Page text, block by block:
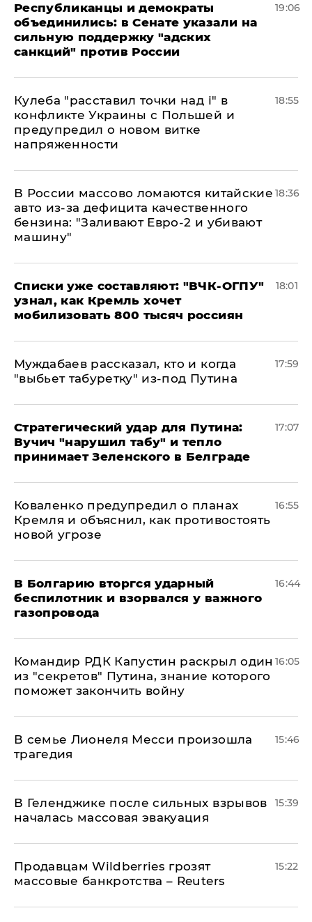
Республиканцы и демократы
объединились: в Сенате указали на
сильную поддержку "адских
санкций" против России
19:06
Кулеба "расставил точки над і" в
конфликте Украины с Польшей и
предупредил о новом витке
напряженности
18:55
В России массово ломаются китайские
авто из-за дефицита качественного
бензина: "Заливают Евро-2 и убивают
машину"
18:36
Списки уже составляют: "ВЧК-ОГПУ"
узнал, как Кремль хочет
мобилизовать 800 тысяч россиян
18:01
Муждабаев рассказал, кто и когда
"выбьет табуретку" из-под Путина
17:59
Стратегический удар для Путина:
Вучич "нарушил табу" и тепло
принимает Зеленского в Белграде
17:07
Коваленко предупредил о планах
Кремля и объяснил, как противостоять
новой угрозе
16:55
В Болгарию вторгся ударный
беспилотник и взорвался у важного
газопровода
16:44
Командир РДК Капустин раскрыл один
из "секретов" Путина, знание которого
поможет закончить войну
16:05
В семье Лионеля Месси произошла
трагедия
15:46
В Геленджике после сильных взрывов
началась массовая эвакуация
15:39
Продавцам Wildberries грозят
массовые банкротства – Reuters
15:22